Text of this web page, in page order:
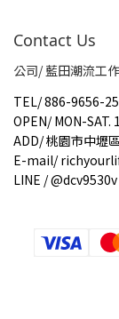
Contact Us
公司/ 藍田潮流工
TEL/886-9656-
OPEN/ MON-SAT.
ADD/桃園市中壢
E-mail/
LINE / @dcv9530v